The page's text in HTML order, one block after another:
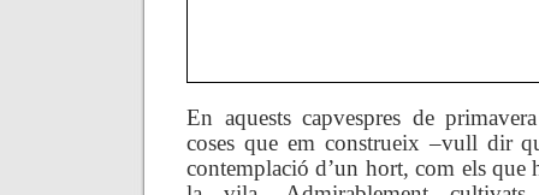
En aquests capvespres de
coses que em construeix –vull dir
contemplació d’un hort, com els que